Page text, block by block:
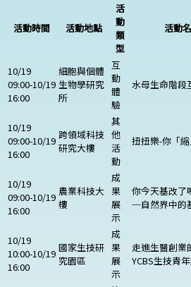
活動時間 活動地點
活
動
類
型
活動
10/19
09:00-10/19
16:00
細胞與個體
生物學研究
所
互
動
體
驗
水母生命階段
10/19
09:00-10/19
16:00
跨領域科技
研究大樓
其
他
活
動
扭扭樂-你「
10/19
09:00-10/19
16:00
農業科技大
樓
成
果
展
示
你今天基改了
─自然界中的
10/19
10:00-10/19
16:00
國家生技研
究園區
成
果
展
示
走進生醫創
YCBS生技青